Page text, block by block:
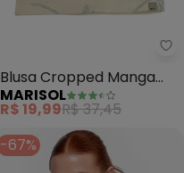
Blusa Cropped Manga
Curta com Aroma
(Branco)
MARISOL
R$ 19,99R$ 37,45
-67%